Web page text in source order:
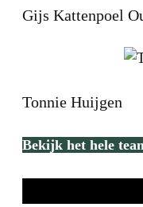
Gijs Kattenpoel
Tonnie Huijgen
Bekijk het hele